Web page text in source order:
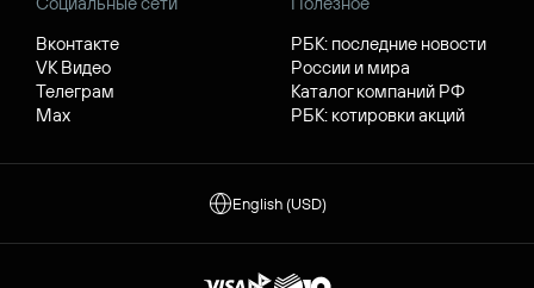
Вконтакте
VK Видео
Телеграм
Max
РБК: последние новости
России и мира
Каталог компаний РФ
РБК: котировки акций
English (USD)